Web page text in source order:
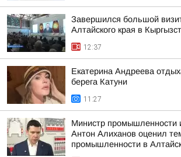
Завершился большой
Алтайского края в
12:37
Екатерина Андреева
берега Катуни
11:27
Министр промышленности
Антон Алиханов оценил
промышленности в